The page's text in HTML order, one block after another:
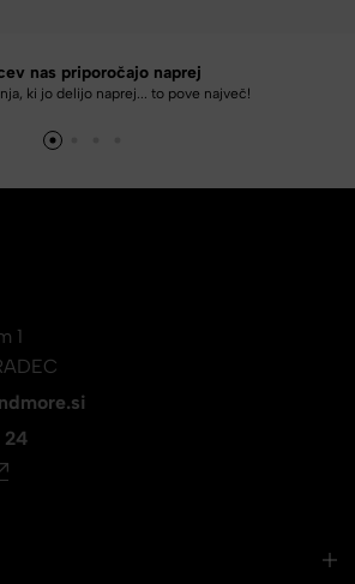
nas priporočajo naprej
ki jo delijo naprej... to pove največ!
1
24